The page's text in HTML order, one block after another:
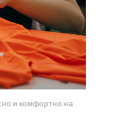
и комфортно на